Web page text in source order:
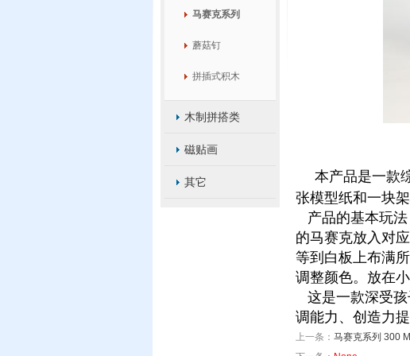
马赛克系列
蘑菇钉
拼插式积木
木制拼搭类
磁贴画
其它
本产品是一款
张模型纸和一块架
产品的基本玩法
的马赛克放入对
等到白板上布满
调整颜色。放在
这是一款深受孩
调能力、创造力
上一条： 马赛克系列 300